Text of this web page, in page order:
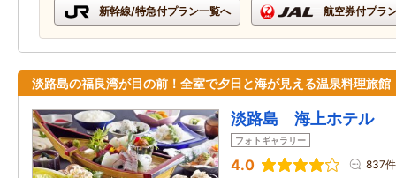
新幹線/特急付プラン一覧へ 航空券付プラ
淡路島の福良湾が目の前！全室で夕日と海が見える温泉料理旅館
淡路島 海上ホテル
フォトギャラリー
4.0 837件